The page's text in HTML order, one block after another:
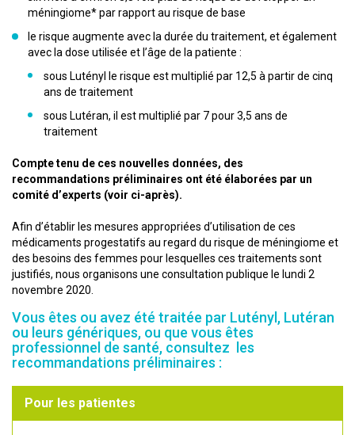
méningiome* par rapport au risque de base
le risque augmente avec la durée du traitement, et également
avec la dose utilisée et l’âge de la patiente :
sous Lutényl le risque est multiplié par 12,5 à partir de cinq
ans de traitement
sous Lutéran, il est multiplié par 7 pour 3,5 ans de
traitement
Compte tenu de ces nouvelles données, des
recommandations préliminaires ont été élaborées par un
comité d’experts (voir ci-après).
Afin d’établir les mesures appropriées d’utilisation de ces
médicaments progestatifs au regard du risque de méningiome et
des besoins des femmes pour lesquelles ces traitements sont
justifiés, nous organisons une consultation publique le lundi 2
novembre 2020.
Vous êtes ou avez été traitée par Lutényl, Lutéran
ou leurs génériques, ou que vous êtes
professionnel de santé, consultez les
recommandations préliminaires :
Pour les patientes